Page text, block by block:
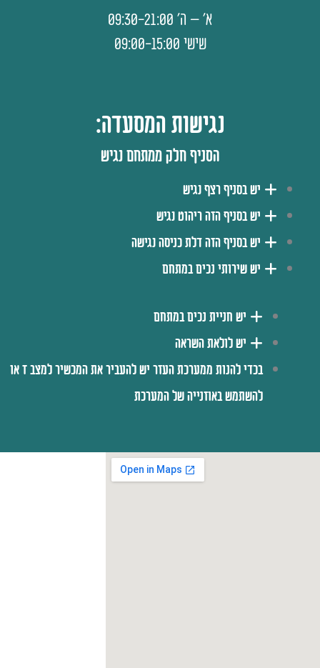
א' – ה' 09:30-21:00
שישי 09:00-15:00
נגישות המסעדה:
הסניף חלק ממתחם נגיש​
יש בסניף רצף נגיש
יש בסניף הזה ריהוט נגיש
יש בסניף הזה דלת כניסה נגישה
יש שירותי נכים במתחם
יש חניית נכים במתחם
יש לולאת השראה
בכדי להנות ממערכת העזר יש להעביר את המכשיר למצב T או
להשתמש באוזנייה של המערכת